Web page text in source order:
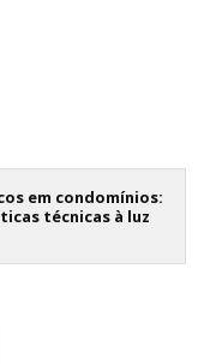
em condomínios:
técnicas à luz